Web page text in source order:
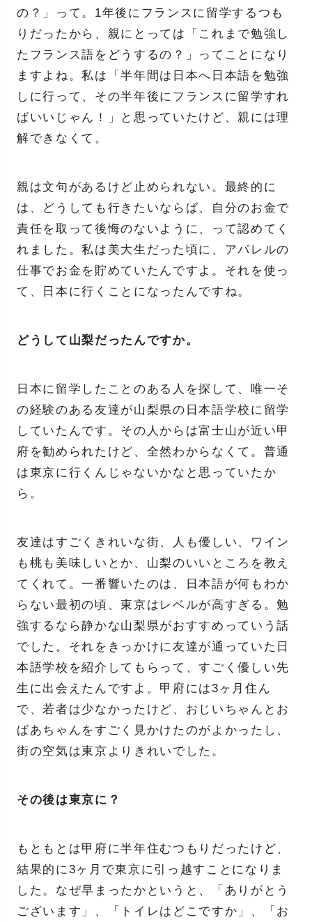
の？」って。1年後にフランスに留学するつも
りだったから、親にとっては「これまで勉強し
たフランス語をどうするの？」ってことになり
ますよね。私は「半年間は日本へ日本語を勉強
しに行って、その半年後にフランスに留学すれ
ばいいじゃん！」と思っていたけど、親には理
解できなくて。
親は文句があるけど止められない。最終的に
は、どうしても行きたいならば、自分のお金で
責任を取って後悔のないように、って認めてく
れました。私は美大生だった頃に、アパレルの
仕事でお金を貯めていたんですよ。それを使っ
て、日本に行くことになったんですね。
どうして山梨だったんですか。
日本に留学したことのある人を探して、唯一そ
の経験のある友達が山梨県の日本語学校に留学
していたんです。その人からは富士山が近い甲
府を勧められたけど、全然わからなくて。普通
は東京に行くんじゃないかなと思っていたか
ら。
友達はすごくきれいな街、人も優しい、ワイン
も桃も美味しいとか、山梨のいいところを教え
てくれて。一番響いたのは、日本語が何もわか
らない最初の頃、東京はレベルが高すぎる。勉
強するなら静かな山梨県がおすすめっていう話
でした。それをきっかけに友達が通っていた日
本語学校を紹介してもらって、すごく優しい先
生に出会えたんですよ。甲府には3ヶ月住ん
で、若者は少なかったけど、おじいちゃんとお
ばあちゃんをすごく見かけたのがよかったし、
街の空気は東京よりきれいでした。
その後は東京に？
もともとは甲府に半年住むつもりだったけど、
結果的に3ヶ月で東京に引っ越すことになりま
した。なぜ早まったかというと、「ありがとう
ございます」、「トイレはどこですか」、「お